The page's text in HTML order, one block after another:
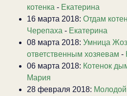
котенка - Екатерина
16 марта 2018: Отдам
Черепаха - Екатерина
08 марта 2018: Умница
ответственным хозяевам -
06 марта 2018: Котенок
Мария
28 февраля 2018: